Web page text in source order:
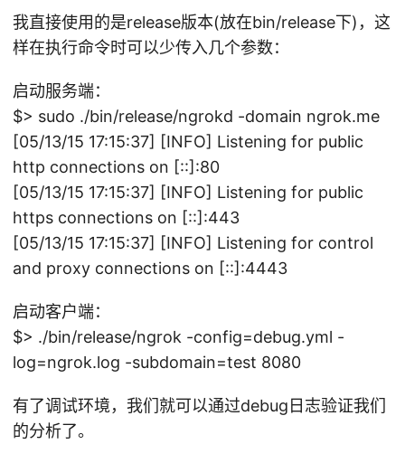
bl
e
/
n
g
r
o
k]
(
h
tt
p
/
/
gi
h
u
我直接使用的是release版本(放在bin/release下)，这
样在执行命令时可以少传入几个参数：
启动服务端：
$> sudo ./bin/release/ngrokd -domain ngrok.me
[05/13/15 17:15:37] [INFO] Listening for public
http connections on [::]:80
[05/13/15 17:15:37] [INFO] Listening for public
https connections on [::]:443
[05/13/15 17:15:37] [INFO] Listening for control
and proxy connections on [::]:4443
启动客户端：
$> ./bin/release/ngrok -config=debug.yml -
log=ngrok.log -subdomain=test 8080
有了调试环境，我们就可以通过debug日志验证我们
的分析了。